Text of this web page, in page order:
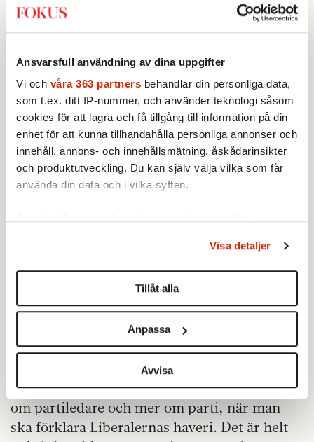
Ansvarsfull användning av dina uppgifter
Vi och våra 363 partners behandlar din personliga data,
som t.ex. ditt IP-nummer, och använder teknologi såsom
cookies för att lagra och få tillgång till information på din
enhet för att kunna tillhandahålla personliga annonser och
innehåll, annons- och innehållsmätning, åskådarinsikter
och produktutveckling. Du kan själv välja vilka som får
använda din data och i vilka syften.
Du kan ändra eller dra tillbaka ditt samtycke när som
helst från cookie-förklaringen.
Vi använder enhetsidentifierare för att anpassa innehållet
för sociala medier och analysera vår trafik. Vi
vidarebefordrar även sådana identifierare och annan
information från din enhet till de sociala medier och
annons- och analysföretag som vi samarbetar med.
Dessa kan i sin tur kombinera informationen med annan
information som du har tillhandahållit eller som de har
Visa detaljer
Tillåt alla
Anpassa
Avvisa
DET KAN VARA NÅGOTdjupt personligt som vi
partiledare har rätt till något slags integritet.
Men om det inte är på det sättet kommer vi
med säkerhet att få reda på vad som utlöst
den här avgången. Det går inte att hålla
hemligheter särskilt länge på den här nivån.
Att försöka göra det är bara aningslöst.
kliva fram och plötsligt baxa sitt parti över
spärren, in i tryggheten igen. Men
skäl är att Pehrson klev fram redan när
Sabuni blev vald: hon sitter inte i riksdagen,
så på partiets kanske viktigaste arena har han
redan agerat partiledare sedan mitten av
2019.
Ett annat är att det trots allt handlar mindre
om partiledare och mer om parti, när man
ska förklara Liberalernas haveri. Det är helt